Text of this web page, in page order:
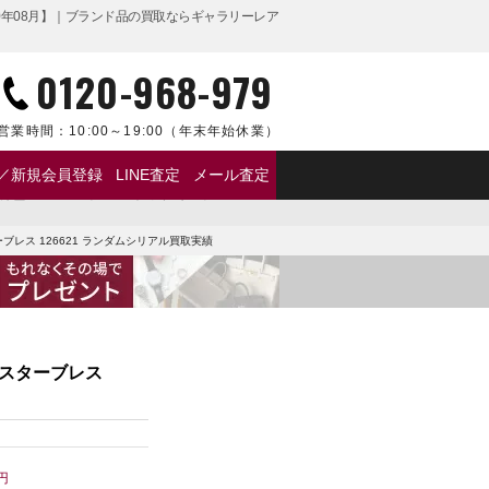
08月】｜ブランド品の買取ならギャラリーレア
0120-968-979
業時間： 10:00～19:00 （年末年始休業）
新規会員登録 LINE査定 メール査定
レス 126621 ランダムシリアル買取実績
ターブレス